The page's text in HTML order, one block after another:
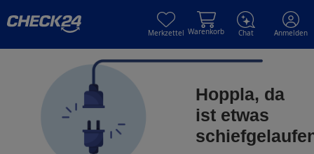
Merkzettel Warenkorb Chat Anmelden
Hoppla, da
ist etwas